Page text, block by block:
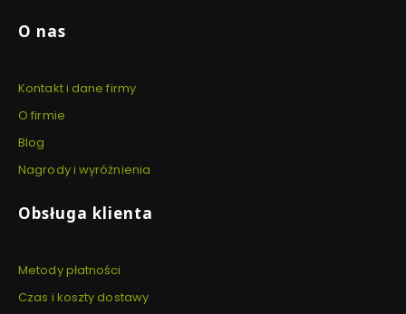
Linki w stopce
O nas
Kontakt i dane firmy
O firmie
Blog
Nagrody i wyróżnienia
Obsługa klienta
Metody płatności
Czas i koszty dostawy